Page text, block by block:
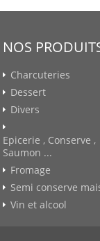
NOS
Charcuteries
Dessert
Divers
Epicerie , Conserve ,
Saumon ...
Fromage
Semi conserve
Vin et alcool